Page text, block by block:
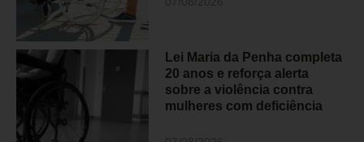
Lei Maria da Penha completa
20 anos e reforça alerta
sobre a violência contra
mulheres com deficiência